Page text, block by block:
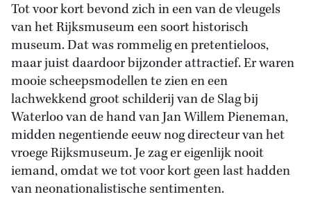
Zoek
Tot voor kort bevond zich in een van de vleugels
van het Rijksmuseum een soort historisch
museum. Dat was rommelig en pretentieloos,
maar juist daardoor bijzonder attractief. Er waren
mooie scheepsmodellen te zien en een
lachwekkend groot schilderij van de Slag bij
Waterloo van de hand van Jan Willem Pieneman,
midden negentiende eeuw nog directeur van het
vroege Rijksmuseum. Je zag er eigenlijk nooit
iemand, omdat we tot voor kort geen last hadden
van neonationalistische sentimenten.